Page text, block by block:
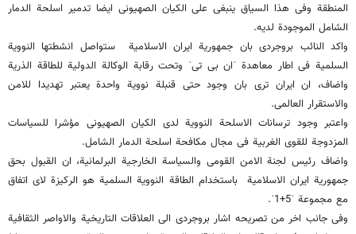
المنطقة وفی هذا السیاق ینبغی علی الکیان الصهیونی ایضا تدمیر اسلحة الدمار
الشامل الموجودة لدیه.
واکد النائب بروجردی بان جمهوریة ایران الاسلامیة ستواصل انشطتها النوویة
السلمیة فی اطار معاهدة ˈان بی تیˈ وتحت رقابة الوکالة الدولیة للطاقة الذریة
واضاف، ان ایران تری بان وجود حتی قنبلة نوویة واحدة یعتبر تهدیدا للامن
والاستقرار العالمی.
واعتبر وجود ترسانات الاسلحة النوویة لدی الکیان الصهیونی مؤشرا للسیاسات
المزدوجة للقوی الغربیة فی مجال مکافحة اسلحة الدمار الشامل.
واضاف رئیس لجنة الامن القومی والسیاسة الخارجیة البرلمانیة، ان القبول بحق
جمهوریة ایران الاسلامیة باستخدام الطاقة النوویة السلمیة هو الرکیزة لای اتفاق
مع مجموعة ˈ5+1ˈ.
وفی جانب اخر من تصریحه اشار بروجردی الی العلاقات التاریخیة والاواصر الثقافیة